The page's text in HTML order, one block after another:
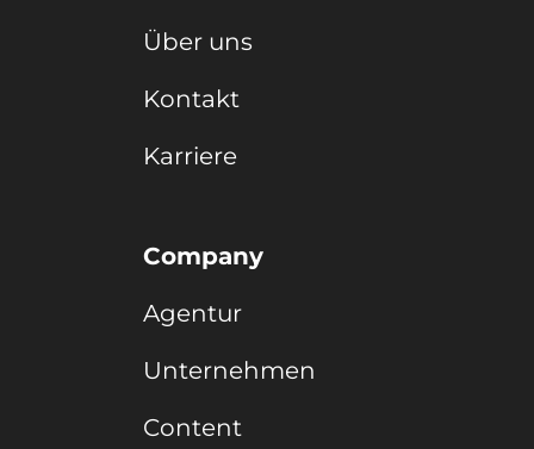
Über uns
Kontakt
Karriere
Company
Agentur
Unternehmen
Content